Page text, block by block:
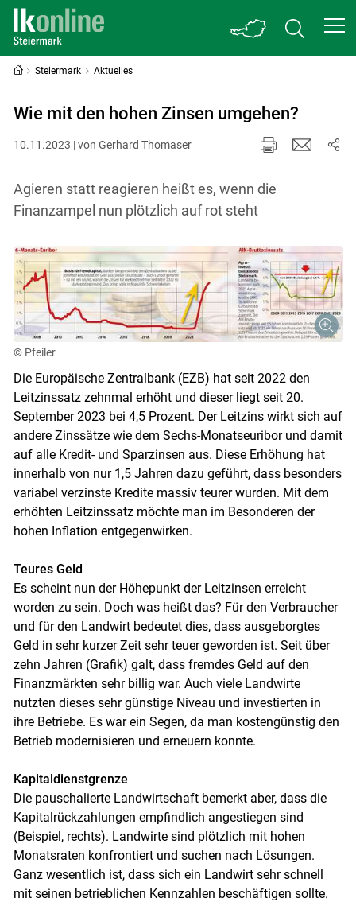
Steiermark Aktuelles
Wie mit den hohen Zinsen umgehen?
10.11.2023 | von Gerhard Thomaser
Agieren statt reagieren heißt es, wenn die
Finanzampel nun plötzlich auf rot steht
© Pfeiler
Die Europäische Zentralbank (EZB) hat seit 2022 den
Leitzinssatz zehnmal erhöht und dieser liegt seit 20.
September 2023 bei 4,5 Prozent. Der Leitzins wirkt sich auf
andere Zinssätze wie dem Sechs-Monatseuribor und damit
auf alle Kredit- und Sparzinsen aus. Diese Erhöhung hat
innerhalb von nur 1,5 Jahren dazu geführt, dass besonders
variabel verzinste Kredite massiv teurer wurden. Mit dem
erhöhten Leitzinssatz möchte man im Besonderen der
hohen Inflation entgegenwirken.
Teures Geld
Es scheint nun der Höhepunkt der Leitzinsen erreicht
worden zu sein. Doch was heißt das? Für den Verbraucher
und für den Landwirt bedeutet dies, dass ausgeborgtes
Geld in sehr kurzer Zeit sehr teuer geworden ist. Seit über
zehn Jahren (Grafik) galt, dass fremdes Geld auf den
Finanzmärkten sehr billig war. Auch viele Landwirte
nutzten dieses sehr günstige Niveau und investierten in
ihre Betriebe. Es war ein Segen, da man kostengünstig den
Betrieb modernisieren und erneuern konnte.
Kapitaldienstgrenze
Die pauschalierte Landwirtschaft bemerkt aber, dass die
Kapitalrückzahlungen empfindlich angestiegen sind
(Beispiel, rechts). Landwirte sind plötzlich mit hohen
Monatsraten konfrontiert und suchen nach Lösungen.
Ganz wesentlich ist, dass sich ein Landwirt sehr schnell
mit seinen betrieblichen Kennzahlen beschäftigen sollte.